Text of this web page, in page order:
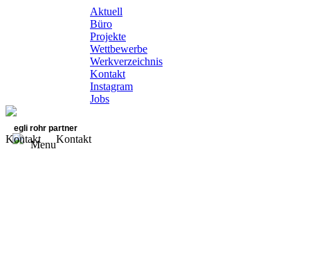
Aktuell
Büro
Projekte
Wettbewerbe
Werkverzeichnis
Kontakt
Instagram
Jobs
egli rohr partner
Menu
Kontakt Kontakt